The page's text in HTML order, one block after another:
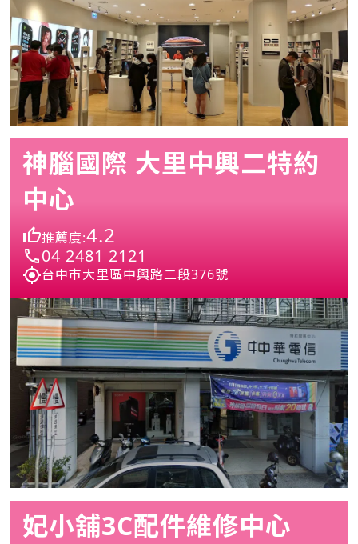
神腦國際 大里中興二特約
中心
推薦度:4.2
04 2481 2121
台中市大里區中興路二段376號
妃小舖3C配件維修中心